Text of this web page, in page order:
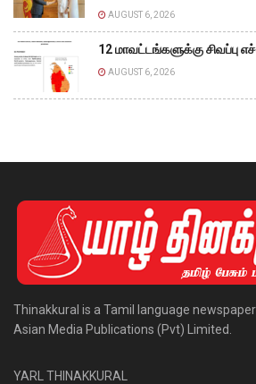
AUGUST 6, 2026
12 மாவட்டங்களுக்கு சிவப்பு
AUGUST 6, 2026
Thinakkural is a Tamil language
Asian Media Publications (Pvt) Limited.
YARL THINAKKURAL